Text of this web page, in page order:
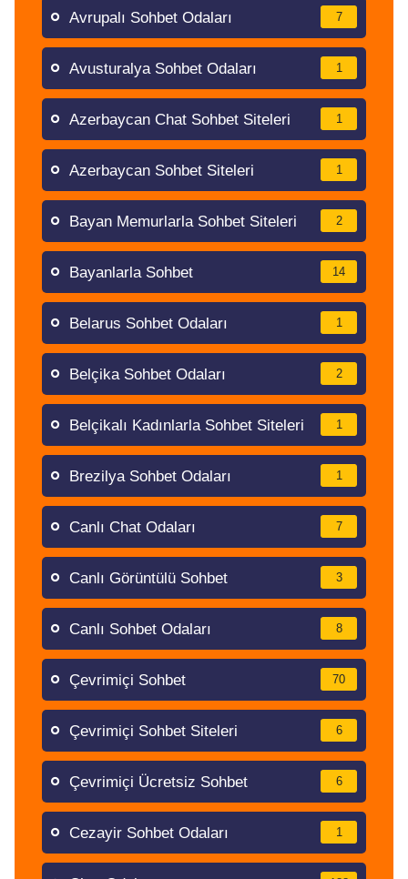
Avrupalı Sohbet Odaları 7
Avusturalya Sohbet Odaları 1
Azerbaycan Chat Sohbet Siteleri 1
Azerbaycan Sohbet Siteleri 1
Bayan Memurlarla Sohbet Siteleri 2
Bayanlarla Sohbet 14
Belarus Sohbet Odaları 1
Belçika Sohbet Odaları 2
Belçikalı Kadınlarla Sohbet Siteleri 1
Brezilya Sohbet Odaları 1
Canlı Chat Odaları 7
Canlı Görüntülü Sohbet 3
Canlı Sohbet Odaları 8
Çevrimiçi Sohbet 70
Çevrimiçi Sohbet Siteleri 6
Çevrimiçi Ücretsiz Sohbet 6
Cezayir Sohbet Odaları 1